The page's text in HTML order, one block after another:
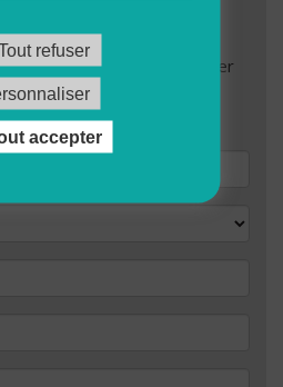
ci-dessous afin de valider
au poste de
refuser
accepter